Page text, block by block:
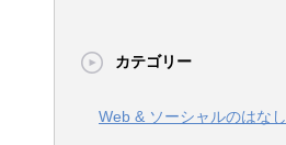
カテゴリー
Web & ソーシャルのはなし